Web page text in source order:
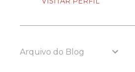
Arquivo do Blog